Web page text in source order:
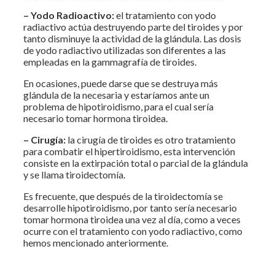
– Yodo Radioactivo:el tratamiento con yodo
radiactivo actúa destruyendo parte del tiroides y por
tanto disminuye la actividad de la glándula. Las dosis
de yodo radiactivo utilizadas son diferentes a las
empleadas en la gammagrafía de tiroides.
En ocasiones, puede darse que se destruya más
glándula de la necesaria y estaríamos ante un
problema de hipotiroidismo, para el cual sería
necesario tomar hormona tiroidea.
– Cirugía: la cirugía de tiroides es otro tratamiento
para combatir el hipertiroidismo, esta intervención
consiste en la extirpación total o parcial de la glándula
y se llama tiroidectomía.
Es frecuente, que después de la tiroidectomía se
desarrolle hipotiroidismo, por tanto sería necesario
tomar hormona tiroidea una vez al día, como a veces
ocurre con el tratamiento con yodo radiactivo, como
hemos mencionado anteriormente.